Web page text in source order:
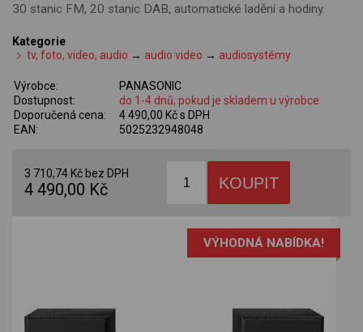
30 stanic FM, 20 stanic DAB, automatické ladění a hodiny.
Kategorie
tv, foto, video, audio → audio video → audiosystémy
Výrobce:
PANASONIC
Dostupnost:
do 1-4 dnů, pokud je skladem u výrobce
Doporučená cena:
4 490,00 Kč s DPH
EAN:
5025232948048
3 710,74 Kč bez DPH
4 490,00 Kč
VÝHODNÁ NABÍDKA!